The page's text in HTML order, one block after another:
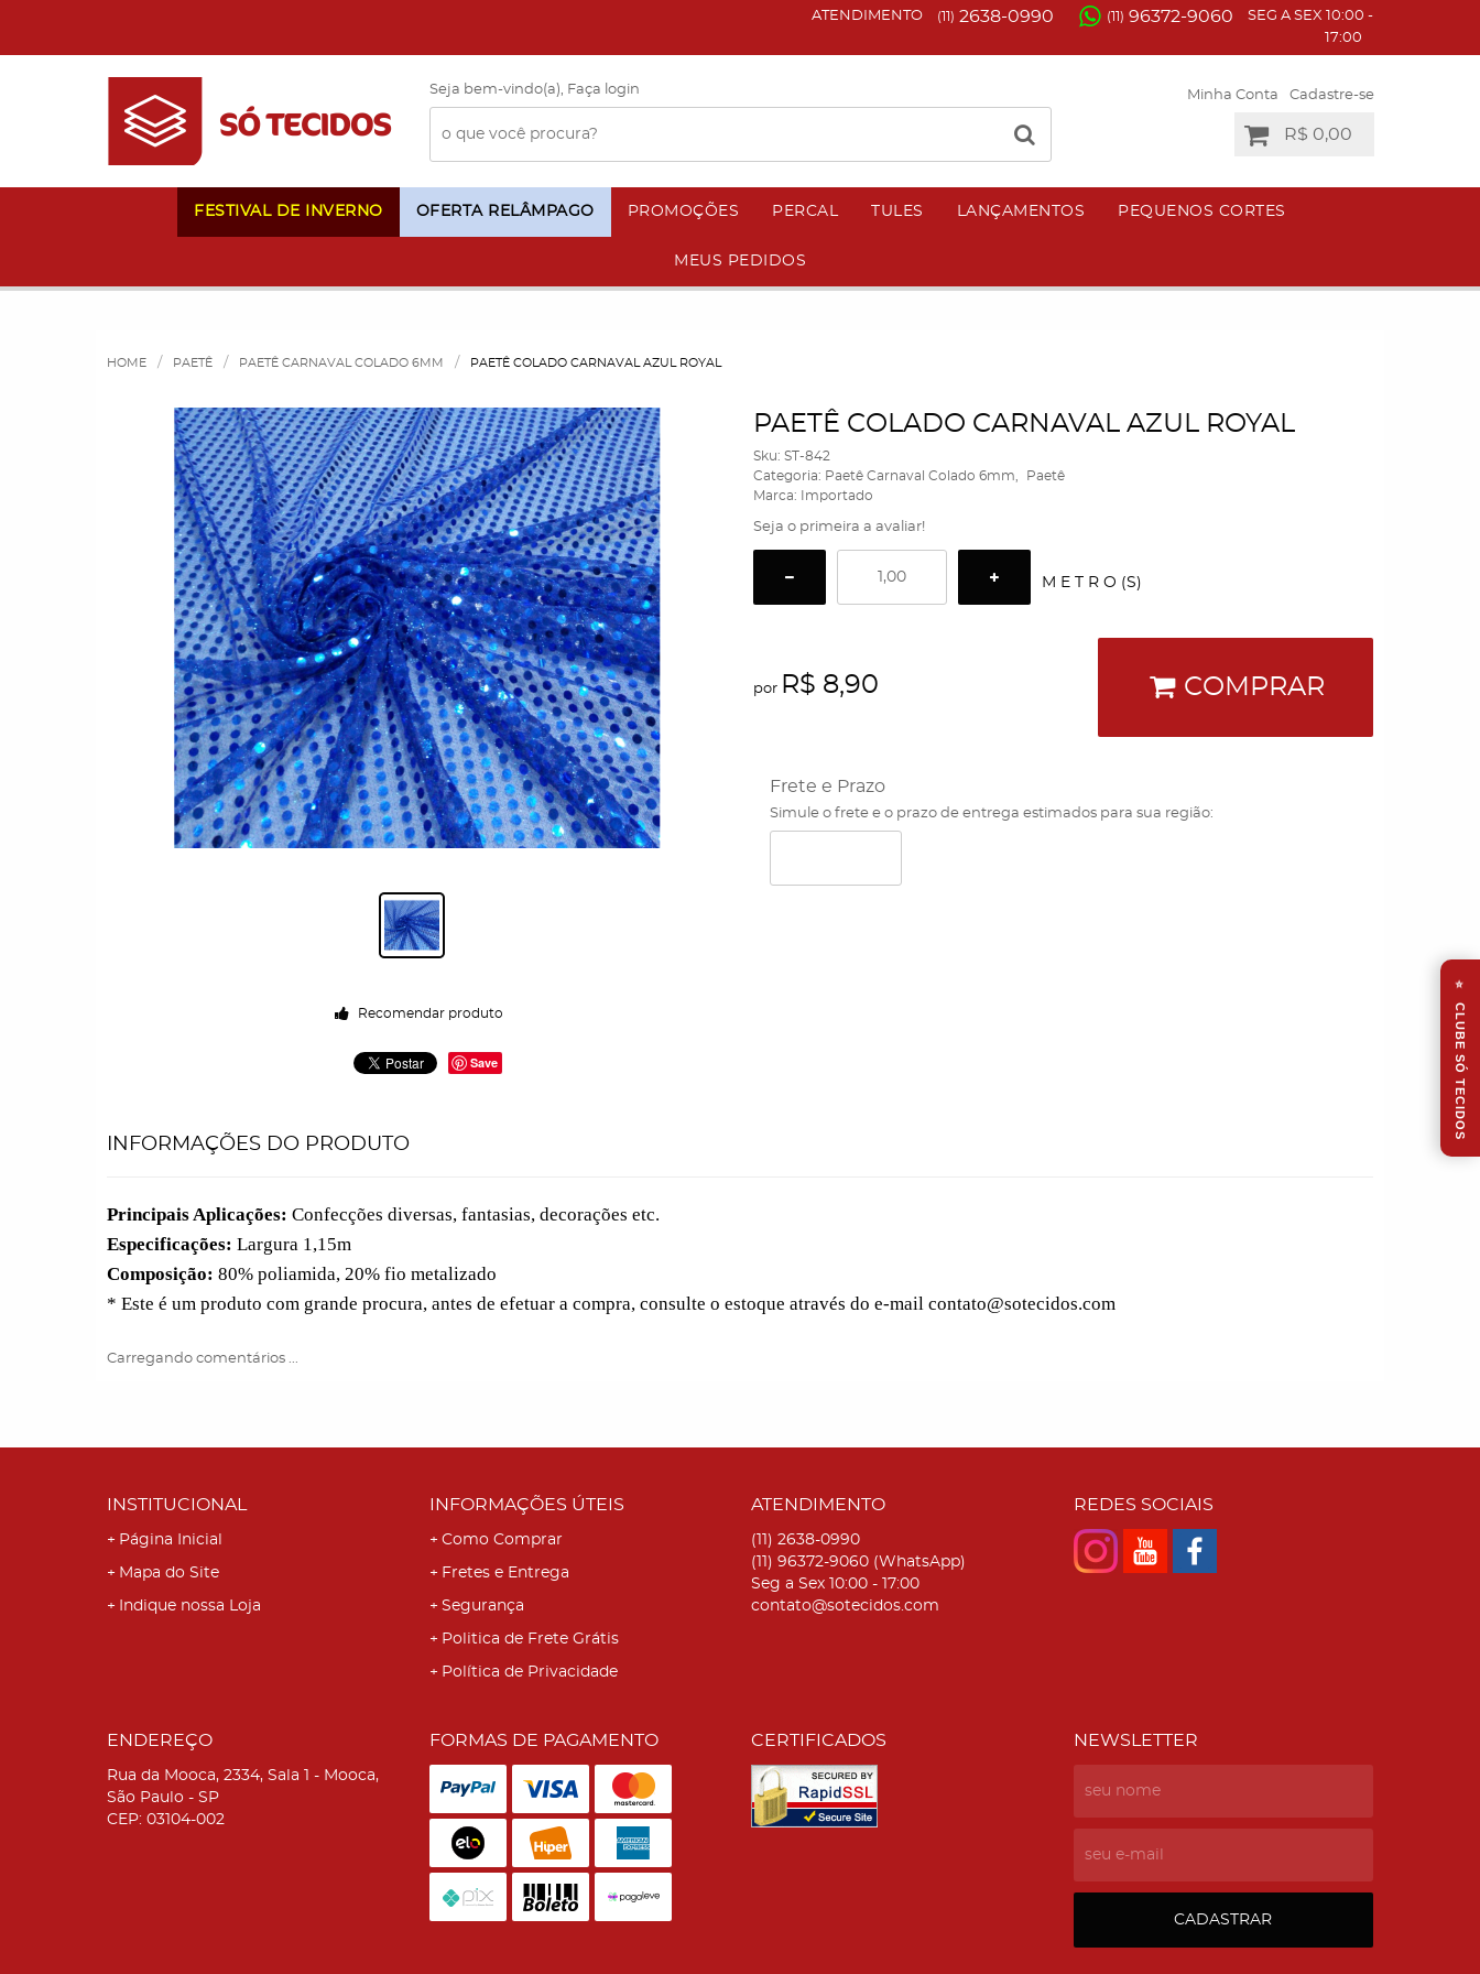
ATENDIMENTO (11) 2638-0990 (11) 96372-9060
SEG A SEX 10:00 -
17:00
Seja bem-vindo(a), Faça login Minha Conta Cadastre-se
R$ 0,00
FESTIVAL DE INVERNO OFERTA RELÂMPAGO PROMOÇÕES PERCAL TULES LANÇAMENTOS PEQUENOS CORTES
MEUS PEDIDOS
HOME PAETÊ PAETÊ CARNAVAL COLADO 6MM PAETÊ COLADO CARNAVAL AZUL ROYAL
Recomendar produto
Save
PAETÊ COLADO CARNAVAL AZUL ROYAL
Sku: ST-842
Categoria: Paetê Carnaval Colado 6mm
Paetê
Marca:
Importado
Seja o primeira a avaliar!
M E T R O (S)
por R$ 8,90 COMPRAR
Frete e Prazo
Simule o frete e o prazo de entrega estimados para sua região:
INFORMAÇÕES DO PRODUTO
Principais Aplicações: Confecções diversas, fantasias, decorações etc.
Especificações: Largura 1,15m
Composição: 80% poliamida, 20% fio metalizado
* Este é um produto com grande procura, antes de efetuar a compra, consulte o estoque através do e-mail contato@sotecidos.com
Carregando comentários ...
INSTITUCIONAL
Página Inicial
Mapa do Site
Indique nossa Loja
INFORMAÇÕES ÚTEIS
Como Comprar
Fretes e Entrega
Segurança
Politica de Frete Grátis
Política de Privacidade
ATENDIMENTO
(11) 2638-0990
(11) 96372-9060 (WhatsApp)
Seg a Sex 10:00 - 17:00
contato@sotecidos.com
REDES SOCIAIS
ENDEREÇO
Rua da Mooca, 2334, Sala 1 - Mooca,
São Paulo - SP
CEP: 03104-002
FORMAS DE PAGAMENTO CERTIFICADOS NEWSLETTER
CADASTRAR
⭐
CLUBE SÓ TECIDOS